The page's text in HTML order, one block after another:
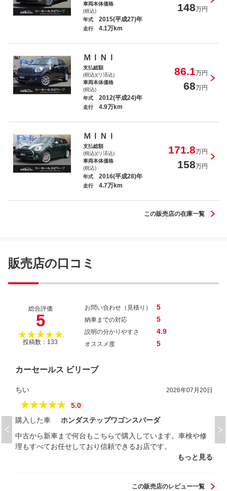
ＭＩＮＩ クーパーＤ クラブマン
車両本体価格
(税込)
148万円
年式 2015(平成27)年
走行 4.1万km
ＭＩＮＩ
支払総額
(税込)(リ済込)
86.1万円
車両本体価格
(税込)
68万円
年式 2012(平成24)年
走行 4.9万km
ＭＩＮＩ
支払総額
(税込)(リ済込)
171.8万円
車両本体価格
(税込)
158万円
年式 2016(平成28)年
走行 4.7万km
この販売店の在庫一覧
販売店の口コミ
総合評価
5
★★★★★
投稿数：133
お問い合わせ（見積り） 5
納車までの対応 5
説明の分かりやすさ 4.9
オススメ度 5
カーセールス ビリーブ
ちい 2026年07月20日
★★★★★
5.0
購入した車
ホンダステップワゴンスパーダ
中古から新車まで何台もこちらで購入しています。車検や修
理もすべてお任せしており信頼できるお店です。
もっと見る
この販売店のレビュー一覧